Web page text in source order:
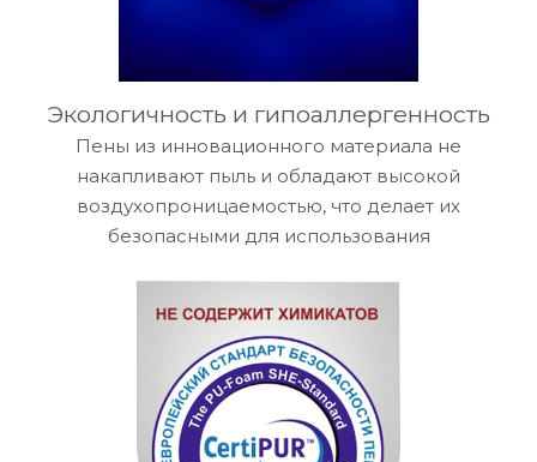
Экологичность и гипоаллергенность
Пены из инновационного материала не
накапливают пыль и обладают высокой
воздухопроницаемостью, что делает их
безопасными для использования